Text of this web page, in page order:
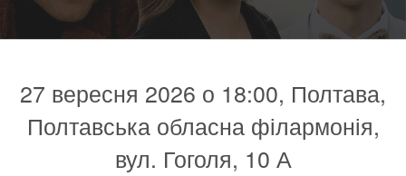
27 вересня 2026 о 18:00, Полтава,
Полтавська обласна філармонія,
вул. Гоголя, 10 А